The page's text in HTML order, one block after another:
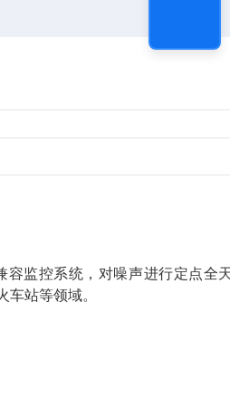
容监控系统，对噪声进行定点全
站等领域。